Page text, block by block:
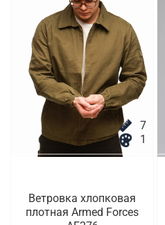
7
1
Ветровка хлопковая
плотная Armed Forces